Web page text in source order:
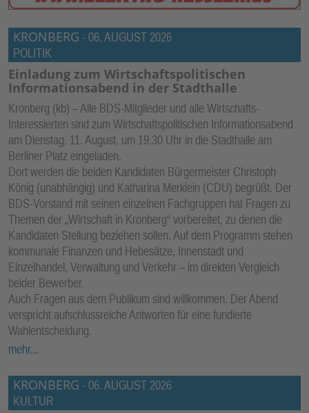
KRONBERG - 06. AUGUST 2026
POLITIK
Einladung zum Wirtschaftspolitischen
Informationsabend in der Stadthalle
Kronberg (kb) – Alle BDS-Mitglieder und alle Wirtschafts-
Interessierten sind zum Wirtschaftspolitischen Informationsabend
am Dienstag, 11. August, um 19.30 Uhr in die Stadthalle am
Berliner Platz eingeladen.
Dort werden die beiden Kandidaten Bürgermeister Christoph
König (unabhängig) und Katharina Merklein (CDU) begrüßt. Der
BDS-Vorstand mit seinen einzelnen Fachgruppen hat Fragen zu
Themen der „Wirtschaft in Kronberg“ vorbereitet, zu denen die
Kandidaten Stellung beziehen sollen. Auf dem Programm stehen
kommunale Finanzen und Hebesätze, Innenstadt und
Einzelhandel, Verwaltung und Verkehr – im direkten Vergleich
beider Bewerber.
Auch Fragen aus dem Publikum sind willkommen. Der Abend
verspricht aufschlussreiche Antworten für eine fundierte
Wahlentscheidung.
mehr...
KRONBERG - 06. AUGUST 2026
KULTUR